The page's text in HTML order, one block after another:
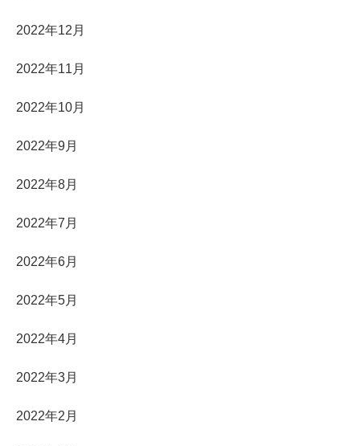
2022年12月
2022年11月
2022年10月
2022年9月
2022年8月
2022年7月
2022年6月
2022年5月
2022年4月
2022年3月
2022年2月